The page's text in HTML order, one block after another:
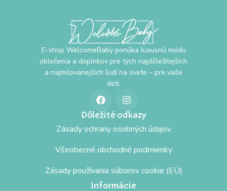
E-shop WelcomeBaby ponúka luxusnú módu
oblečenia a doplnkov pre tých najdôležitejších
a najmilovanejších ľudí na svete – pre vaše
deti.
Dôležité odkazy
Zásady ochrany osobných údajov
Všeobecné obchodné podmienky
Zásady používania súborov cookie (EÚ)
Informácie